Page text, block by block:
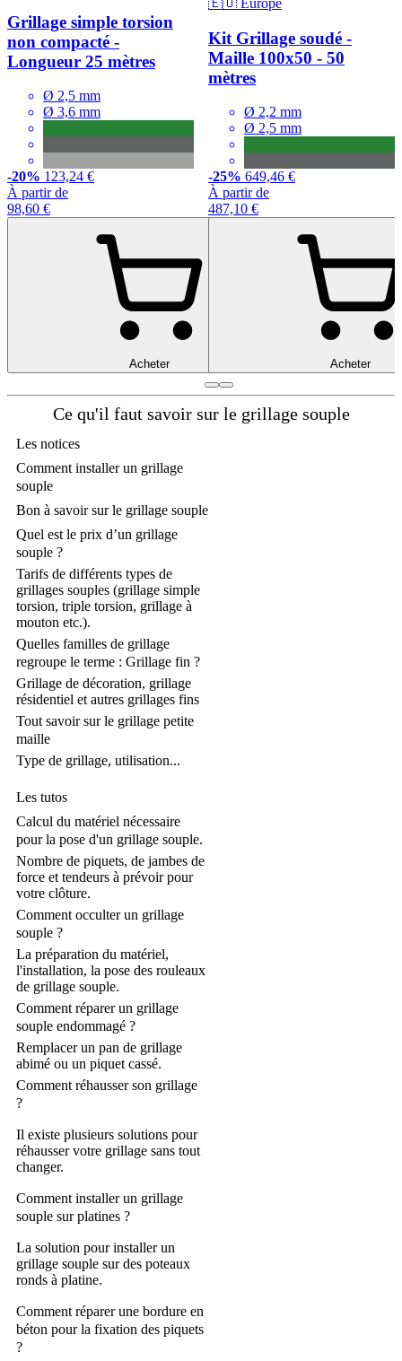
Grillage simple torsion
non compacté -
Longueur 25 mètres
Ø 2,5 mm
Ø 3,6 mm
-20% 123,24 €
À partir de
98,60 €
Acheter
🇪🇺 Europe
Kit Grillage soudé -
Maille 100x50 - 50
mètres
Ø 2,2 mm
Ø 2,5 mm
-25% 649,46 €
À partir de
487,10 €
Acheter
Ce qu'il faut savoir sur le grillage souple
Les notices
Comment installer un grillage
souple
Bon à savoir sur le grillage souple
Quel est le prix d’un grillage
souple ?
Tarifs de différents types de
grillages souples (grillage simple
torsion, triple torsion, grillage à
mouton etc.).
Quelles familles de grillage
regroupe le terme : Grillage fin ?
Grillage de décoration, grillage
résidentiel et autres grillages fins
Tout savoir sur le grillage petite
maille
Type de grillage, utilisation...
Les tutos
Calcul du matériel nécessaire
pour la pose d'un grillage souple.
Nombre de piquets, de jambes de
force et tendeurs à prévoir pour
votre clôture.
Comment occulter un grillage
souple ?
La préparation du matériel,
l'installation, la pose des rouleaux
de grillage souple.
Comment réparer un grillage
souple endommagé ?
Remplacer un pan de grillage
abimé ou un piquet cassé.
Comment réhausser son grillage
?
Il existe plusieurs solutions pour
réhausser votre grillage sans tout
changer.
Comment installer un grillage
souple sur platines ?
La solution pour installer un
grillage souple sur des poteaux
ronds à platine.
Comment réparer une bordure en
béton pour la fixation des piquets
?